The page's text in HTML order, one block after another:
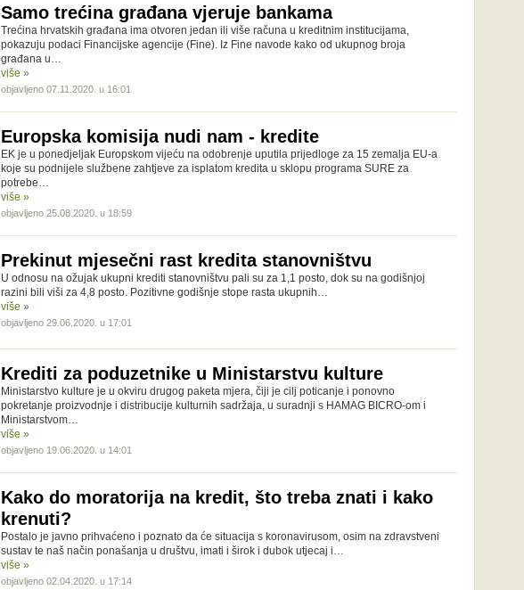
Samo trećina građana vjeruje bankama
Trećina hrvatskih građana ima otvoren jedan ili više računa u kreditnim institucijama,
pokazuju podaci Financijske agencije (Fine). Iz Fine navode kako od ukupnog broja
građana u…
više »
objavljeno 07.11.2020. u 16:01
Europska komisija nudi nam - kredite
EK je u ponedjeljak Europskom vijeću na odobrenje uputila prijedloge za 15 zemalja EU-a
koje su podnijele službene zahtjeve za isplatom kredita u sklopu programa SURE za
potrebe…
više »
objavljeno 25.08.2020. u 18:59
Prekinut mjesečni rast kredita stanovništvu
U odnosu na ožujak ukupni krediti stanovništvu pali su za 1,1 posto, dok su na godišnjoj
razini bili viši za 4,8 posto. Pozitivne godišnje stope rasta ukupnih…
više »
objavljeno 29.06.2020. u 17:01
Krediti za poduzetnike u Ministarstvu kulture
Ministarstvo kulture je u okviru drugog paketa mjera, čiji je cilj poticanje i ponovno
pokretanje proizvodnje i distribucije kulturnih sadržaja, u suradnji s HAMAG BICRO-om i
Ministarstvom…
više »
objavljeno 19.06.2020. u 14:01
Kako do moratorija na kredit, što treba znati i kako
krenuti?
Postalo je javno prihvaćeno i poznato da će situacija s koronavirusom, osim na zdravstveni
sustav te naš način ponašanja u društvu, imati i širok i dubok utjecaj i…
više »
objavljeno 02.04.2020. u 17:14